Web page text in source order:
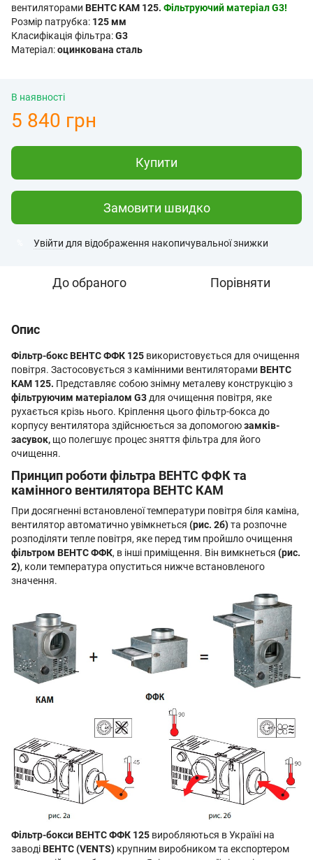
вентиляторами ВЕНТС КАМ 125. Фільтруючий матеріал G3!
Розмір патрубка: 125 мм
Класифікація фільтра:G3
Матеріал:оцинкована сталь
В наявності
5 840 грн
Купити
Замовити швидко
Увійти для відображення накопичувальної знижки
До обраного Порівняти
Опис
Фільтр-бокс ВЕНТС ФФК 125 використовується для очищення
повітря. Застосовується з камінними вентиляторами ВЕНТС
КАМ 125. Представляє собою знімну металеву конструкцію з
фільтруючим матеріалом G3 для очищення повітря, яке
рухається крізь нього. Кріплення цього фільтр-бокса до
корпусу вентилятора здійснюється за допомогоюзамків-
засувок, що полегшує процес зняття фільтра для його
очищення.
Принцип роботи фільтра ВЕНТС ФФК та
камінного вентилятора ВЕНТС КАМ
При досягненні встановленої температури повітря біля каміна,
вентилятор автоматично увімкнеться (рис. 2б)та розпочне
розподіляти тепле повітря, яке перед тим пройшло очищення
фільтром ВЕНТС ФФК, в інші приміщення. Він вимкнеться (рис.
2), коли температура опуститься нижче встановленого
значення.
Фільтр-бокси ВЕНТС ФФК 125 виробляються в Україні на
заводіВЕНТС (VENTS) крупним виробником та експортером